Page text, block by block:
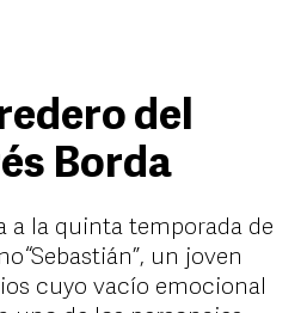
del
Borda
a la quinta temporada de
“Sebastián”, un joven
cuyo vacío emocional